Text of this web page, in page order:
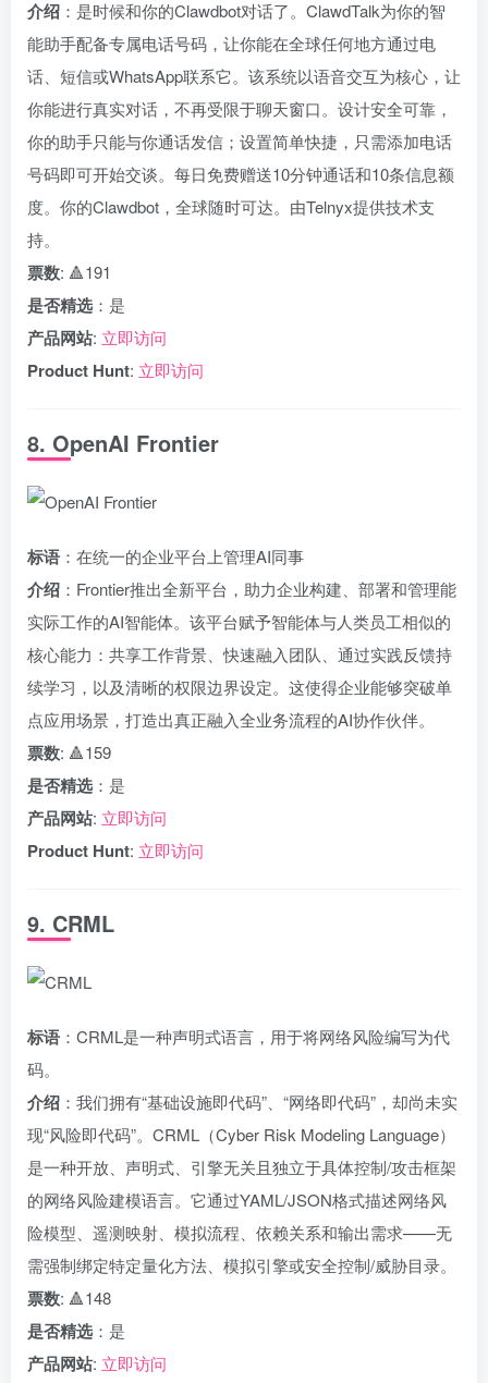
介绍 ：是时候和你的Clawdbot对话了。ClawdTalk为你的智
能助手配备专属电话号码，让你能在全球任何地方通过电
话、短信或WhatsApp联系它。该系统以语音交互为核心，让
你能进行真实对话，不再受限于聊天窗口。设计安全可靠，
你的助手只能与你通话发信；设置简单快捷，只需添加电话
号码即可开始交谈。每日免费赠送10分钟通话和10条信息额
度。你的Clawdbot，全球随时可达。由Telnyx提供技术支
持。
票数: 🔺191
是否精选 ：是
产品网站: 立即访问
Product Hunt: 立即访问
8. OpenAI Frontier
标语 ：在统一的企业平台上管理AI同事
介绍 ：Frontier推出全新平台，助力企业构建、部署和管理能
实际工作的AI智能体。该平台赋予智能体与人类员工相似的
核心能力：共享工作背景、快速融入团队、通过实践反馈持
续学习，以及清晰的权限边界设定。这使得企业能够突破单
点应用场景，打造出真正融入全业务流程的AI协作伙伴。
票数: 🔺159
是否精选 ：是
产品网站: 立即访问
Product Hunt: 立即访问
9. CRML
标语 ：CRML是一种声明式语言，用于将网络风险编写为代
码。
介绍 ：我们拥有“基础设施即代码”、“网络即代码”，却尚未实
现“风险即代码”。CRML（Cyber Risk Modeling Language）
是一种开放、声明式、引擎无关且独立于具体控制/攻击框架
的网络风险建模语言。它通过YAML/JSON格式描述网络风
险模型、遥测映射、模拟流程、依赖关系和输出需求——无
需强制绑定特定量化方法、模拟引擎或安全控制/威胁目录。
票数: 🔺148
是否精选 ：是
产品网站: 立即访问